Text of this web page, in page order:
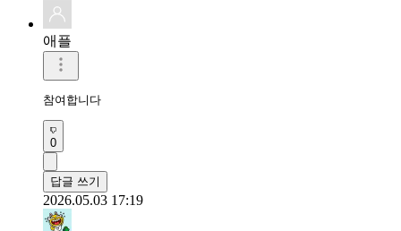
애플
참여합니다
0
답글 쓰기
2026.05.03 17:19